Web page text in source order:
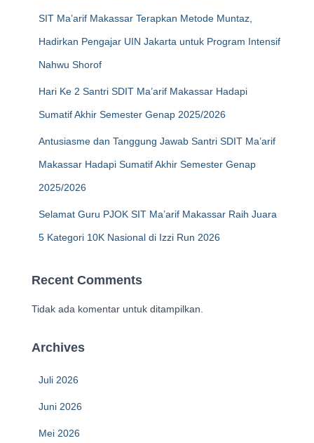
SIT Ma’arif Makassar Terapkan Metode Muntaz,
Hadirkan Pengajar UIN Jakarta untuk Program Intensif
Nahwu Shorof
Hari Ke 2 Santri SDIT Ma’arif Makassar Hadapi
Sumatif Akhir Semester Genap 2025/2026
Antusiasme dan Tanggung Jawab Santri SDIT Ma’arif
Makassar Hadapi Sumatif Akhir Semester Genap
2025/2026
Selamat Guru PJOK SIT Ma’arif Makassar Raih Juara
5 Kategori 10K Nasional di Izzi Run 2026
Recent Comments
Tidak ada komentar untuk ditampilkan.
Archives
Juli 2026
Juni 2026
Mei 2026